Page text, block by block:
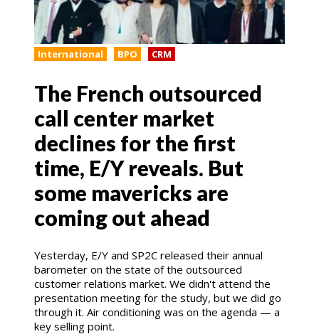
International BPO CRM
The French outsourced
call center market
declines for the first
time, E/Y reveals. But
some mavericks are
coming out ahead
Yesterday, E/Y and SP2C released their annual
barometer on the state of the outsourced
customer relations market. We didn't attend the
presentation meeting for the study, but we did go
through it. Air conditioning was on the agenda — a
key selling point.